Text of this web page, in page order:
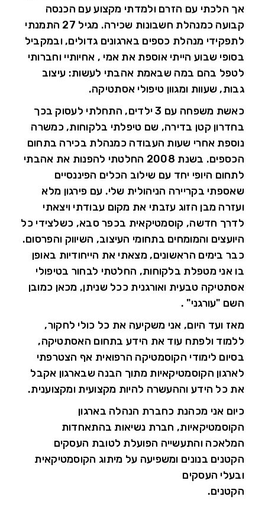
אך הלכתי עם הזרם ולמדתי מקצוע עם הכנסה
קבועה כמנהלת חשבונות שכירה. מגיל 27 התמנתי
לתפקידי מנהלת כספים בארגונים גדולים, ובמקביל
בסופי שבוע הייתי אוספת את אמי , אחיותיי וחברותי
לטפל בהם במה שבאמת אהבתי לעשות: עיצוב
גבות, שעוות ומגוון טיפולי אסתטיקה.
כאשת משפחה עם 3 ילדים, התחלתי לעסוק בכך
בחדרון קטן בדירה, שם טיפלתי בלקוחות, כמשרה
נוספת אחרי שעות העבודה כמנהלת בכירה בתחום
הכספים. בשנת 2008 החלטתי להפנות את אהבתי
לתחום היופי יחד עם שילוב הכלים הפיננסיים
שאספתי בקריירה הניהולית שלי. עם פירגון מלא
ועזרה מבן הזוג עזבתי את מקום עבודתי ויצאתי
לדרך חדשה, קוסמטיקאית בכפר סבא, כשלצידי כל
היועצים והמומחים בתחומי העיצוב, השיווק והפרסום.
כבר בימים הראשונים, מצאתי את הייחודיות באופן
בו אני מטפלת בלקוחות, החלטתי לבחור בטיפולי
אסתטיקה טבעית ואורגנית ככל שניתן, מכאן כמובן
השם "עורגני" .
מאז ועד היום, אני משקיעה את כל כולי לחקור,
ללמוד ולפתח עוד את הידע בתחום האסתטיקה,
בסיום לימודי הקוסמטיקה הרפואית אף הצטרפתי
לארגון הקוסמטיקאיות מתוך הבנה שבארגון אקבל
את כל הידע וההעשרה להיות מקצועית ומקצוענית.
כיום אני מכהנת כחברת הנהלה בארגון
הקוסמטיקאיות, חברת נשיאות בהתאחדות
המלאכה והתעשייה הפועלת לטובת העסקים
הקטנים בנונים ומשפיעה על מיתוג הקוסמטיקאית
ובעלי העסקים
הקטנים.